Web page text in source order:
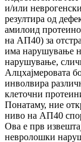
и/или
резултира од
амилоид
на АП40) за
има нарушување
нару­шу­вање,
Алцхајмеровата
инволвира
кле­точни
Понатаму, ние
ниво на АП40
Ова е прв
невролошки